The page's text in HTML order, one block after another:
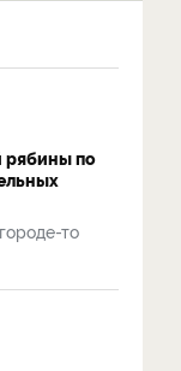
рябины по
то